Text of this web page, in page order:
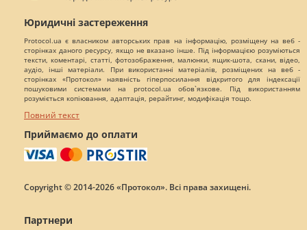
Юридичні застереження
Protocol.ua є власником авторських прав на інформацію, розміщену на веб -
сторінках даного ресурсу, якщо не вказано інше. Під інформацією розуміються
тексти, коментарі, статті, фотозображення, малюнки, ящик-шота, скани, відео,
аудіо, інші матеріали. При використанні матеріалів, розміщених на веб -
сторінках «Протокол» наявність гіперпосилання відкритого для індексації
пошуковими системами на protocol.ua обов`язкове. Під використанням
розуміється копіювання, адаптація, рерайтинг, модифікація тощо.
Повний текст
Приймаємо до оплати
Copyright © 2014-2026 «Протокол». Всі права захищені.
Партнери